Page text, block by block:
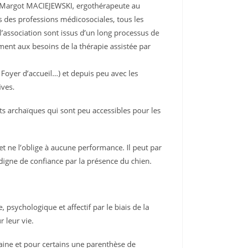
MACIEJEWSKI, ergothérapeute au
des professions médicosociales, tous les
sont issus d’un long processus de
aux besoins de la thérapie assistée par
d’accueil…) et depuis peu avec les
archaïques qui sont peu accessibles pour les
ne l’oblige à aucune performance. Il peut par
de confiance par la présence du chien.
psychologique et affectif par le biais de la
leur vie.
et pour certains une parenthèse de